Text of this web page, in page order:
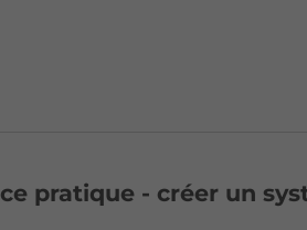
pratique - créer un